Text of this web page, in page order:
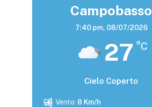
Campobasso
7:40 pm, 08/07/2026
27 °C
Cielo Coperto
Vento: 8 Km/h